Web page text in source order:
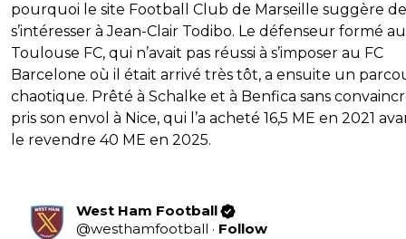
pourquoi le site Football Club de Marseille suggère de
s’intéresser à Jean-Clair Todibo. Le défenseur formé au
Toulouse FC, qui n’avait pas réussi à s’imposer au FC
Barcelone où il était arrivé très tôt, a ensuite un
chaotique. Prêté à Schalke et à Benfica sans
pris son envol à Nice, qui l’a acheté 16,5 ME en 2021
le revendre 40 ME en 2025.
West Ham Football
@westhamfootball · Follow